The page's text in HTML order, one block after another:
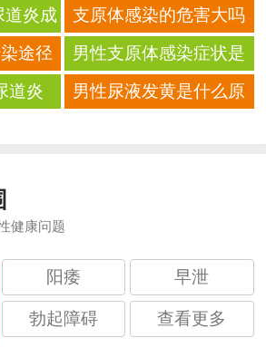
些危害
道炎成
支原体感染的危害大吗
途径
男性支原体感染症状是
什么
道炎
男性尿液发黄是什么原
健康问题
阳痿 早泄
勃起障碍 查看更多